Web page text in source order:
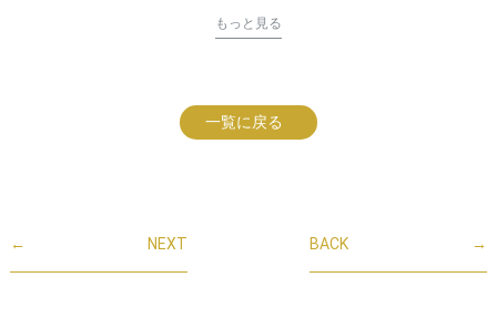
もっと見る
一覧に戻る
← NEXT →
BACK